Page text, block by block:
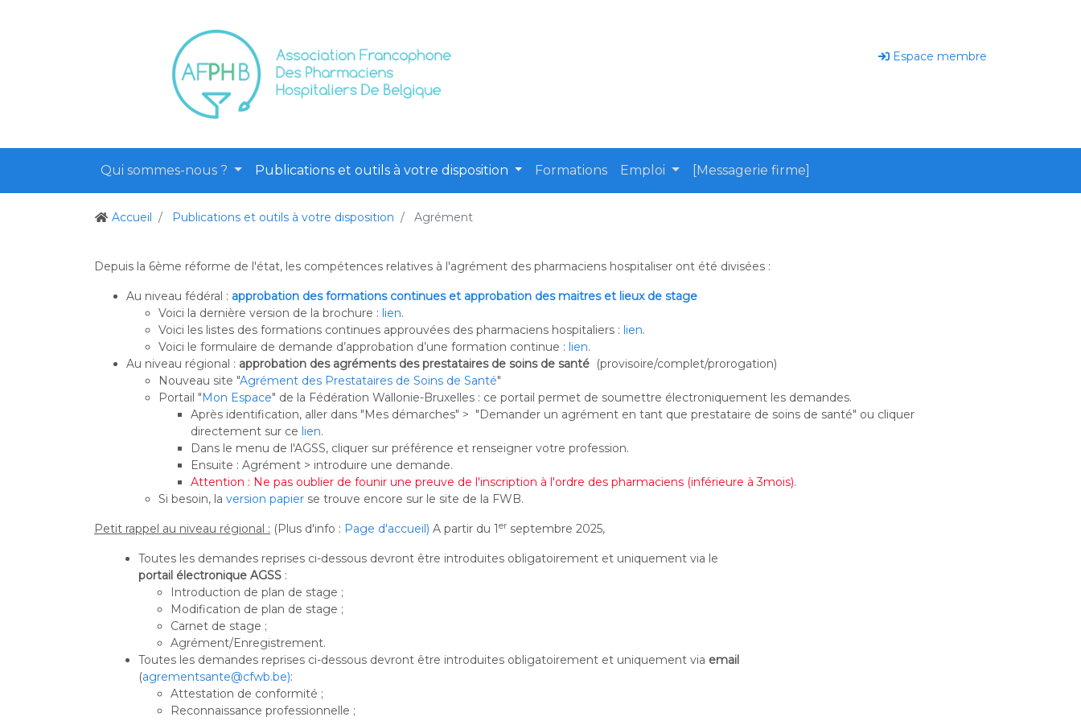
Espace membre
Qui sommes-nous ? Publications et outils à votre disposition Formations Emploi [Messagerie firme]
Accueil Publications et outils à votre disposition Agrément
Depuis la 6ème réforme de l'état, les compétences relatives à l'agrément des pharmaciens hospitaliser ont été divisées :
Au niveau fédéral : approbation des formations continues et approbation des maitres et lieux de stage
Voici la dernière version de la brochure : lien.
Voici les listes des formations continues approuvées des pharmaciens hospitaliers : lien.
Voici le formulaire de demande d’approbation d’une formation continue : lien.
Au niveau régional : approbation des agréments des prestataires de soins de santé (provisoire/complet/prorogation)
Nouveau site "Agrément des Prestataires de Soins de Santé"
Portail "Mon Espace" de la Fédération Wallonie-Bruxelles : ce portail permet de soumettre électroniquement les demandes.
Après identification, aller dans "Mes démarches" > "Demander un agrément en tant que prestataire de soins de santé" ou cliquer
directement sur ce lien.
Dans le menu de l'AGSS, cliquer sur préférence et renseigner votre profession.
Ensuite : Agrément > introduire une demande.
Attention : Ne pas oublier de founir une preuve de l'inscription à l'ordre des pharmaciens (inférieure à 3mois).
Si besoin, la version papier se trouve encore sur le site de la FWB.
Petit rappel au niveau régional : (Plus d'info : Page d'accueil) A partir du 1er septembre 2025,
Toutes les demandes reprises ci-dessous devront être introduites obligatoirement et uniquement via le
portail électronique AGSS :
Introduction de plan de stage ;
Modification de plan de stage ;
Carnet de stage ;
Agrément/Enregistrement.
Toutes les demandes reprises ci-dessous devront être introduites obligatoirement et uniquement via email
(agrementsante@cfwb.be):
Attestation de conformité ;
Reconnaissance professionnelle ;